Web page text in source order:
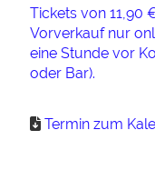
Tickets von 11,90
Vorverkauf nur
eine Stunde vor
oder Bar).
Termin zum